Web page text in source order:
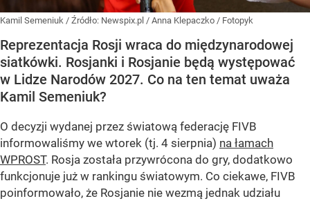
Kamil Semeniuk / Źródło: Newspix.pl / Anna Klepaczko / Fotopyk
Reprezentacja Rosji wraca do międzynarodowej
siatkówki. Rosjanki i Rosjanie będą występować
w Lidze Narodów 2027. Co na ten temat uważa
Kamil Semeniuk?
O decyzji wydanej przez światową federację FIVB
informowaliśmy we wtorek (tj. 4 sierpnia) na łamach
WPROST. Rosja została przywrócona do gry, dodatkowo
funkcjonuje już w rankingu światowym. Co ciekawe, FIVB
poinformowało, że Rosjanie nie wezmą jednak udziału